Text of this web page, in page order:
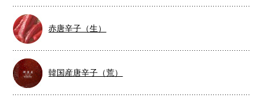
赤唐辛子（生）
韓国産唐辛子（荒）